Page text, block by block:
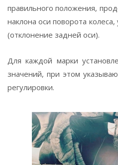
правильного положения,
наклона оси поворота
(отклонение задней оси).
Для каждой марки
значений, при этом
регулировки.